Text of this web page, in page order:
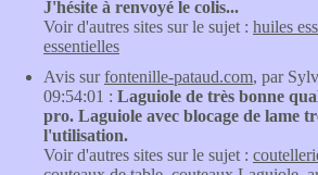
J'hésite à renvoyé le colis...
Voir d'autres sites sur le sujet : huiles
essentielles
Avis surfontenille-pataud.com, par
09:54:01 : Laguiole de très bonne
pro. Laguiole avec blocage de lame
l'utilisation.
Voir d'autres sites sur le sujet :